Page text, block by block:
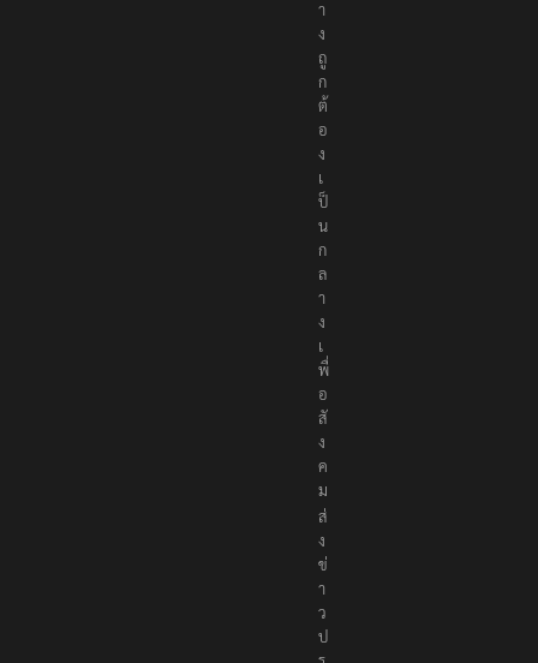
อ
ย่
า
ง
ถู
ก
ต้
อ
ง
เ
ป็
น
ก
ล
า
ง
เ
พื่
อ
สั
ง
ค
ม
ส่
ง
ข่
า